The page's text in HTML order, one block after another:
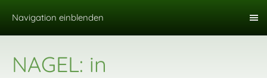
Navigation einblenden
NAGEL: in